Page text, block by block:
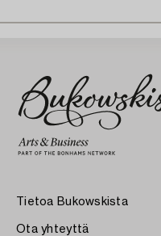
Tietoa Bukowskista
Ota yhteyttä